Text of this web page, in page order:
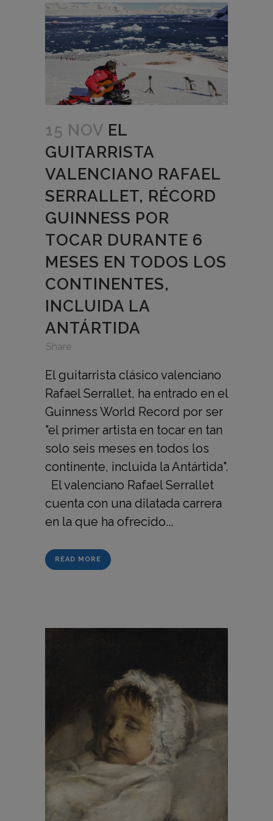
15 NOV EL
GUITARRISTA
VALENCIANO RAFAEL
SERRALLET, RÉCORD
GUINNESS POR
TOCAR DURANTE 6
MESES EN TODOS LOS
CONTINENTES,
INCLUIDA LA
ANTÁRTIDA
Share
El guitarrista clásico valenciano
Rafael Serrallet, ha entrado en el
Guinness World Record por ser
"el primer artista en tocar en tan
solo seis meses en todos los
continente, incluida la Antártida".
El valenciano Rafael Serrallet
cuenta con una dilatada carrera
en la que ha ofrecido...
READ MORE